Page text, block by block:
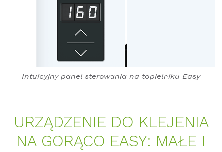
Intuicyjny panel sterowania na topielniku Easy
URZĄDZE­NIE DO KLE­JE­NIA
NA GORĄCO EASY: MAŁE I